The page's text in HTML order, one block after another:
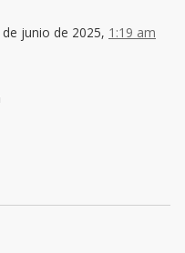
de junio de 2025, 1:19 am